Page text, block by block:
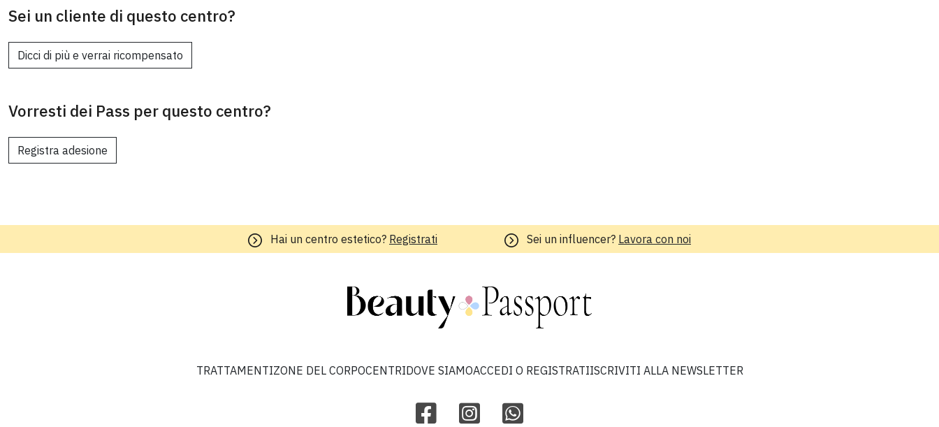
Sei un cliente di questo centro?
Dicci di più e verrai ricompensato
Vorresti dei Pass per questo centro?
Registra adesione
Hai un centro estetico? Registrati Sei un influencer? Lavora con noi
TRATTAMENTIZONE DEL CORPOCENTRIDOVE SIAMOACCEDI O REGISTRATIISCRIVITI ALLA NEWSLETTER